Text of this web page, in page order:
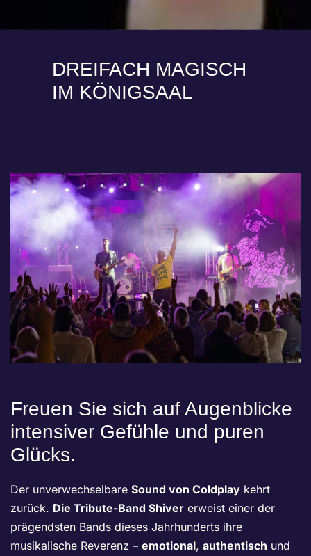
DREIFACH MAGISCH
IM KÖNIGSAAL
Freuen Sie sich auf Augenblicke
intensiver Gefühle und puren
Glücks.
Der unverwechselbare Sound von Coldplay kehrt
zurück. Die Tribute-Band Shiver erweist einer der
prägendsten Bands dieses Jahrhunderts ihre
musikalische Reverenz – emotional, authentisch und